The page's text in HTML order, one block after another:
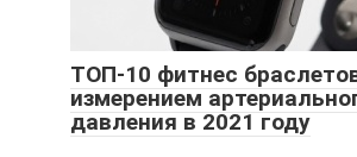
ТОП-10 фитнес
измерением
давления в 2021 году